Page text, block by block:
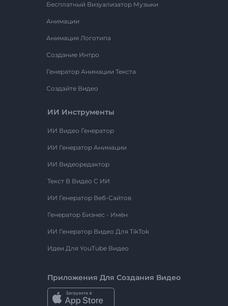
Бесплатный Визуализатор Музыки
Анимации
Анимация Логотипа
Создание Интро
Генератор Анимации Текста
Создайте Видео
ИИ Инструменты
ИИ Видео Генератор
ИИ Генератор Анимации
ИИ Видеоредактор
Текст В Видео С ИИ
ИИ Генератор Веб-Сайтов
Генератор Бизнес - Имён
ИИ Генератор Видео Для TikTok
Идеи Для YouTube Видео
Приложения Для Создания Видео